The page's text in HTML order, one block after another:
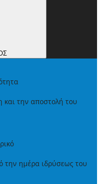
την αποστολή του
την ημέρα ιδρύσεως του